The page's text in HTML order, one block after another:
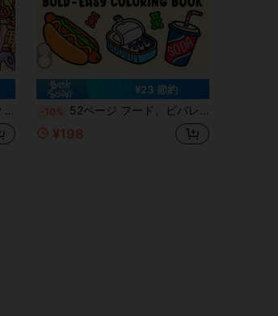
め
¥23 節約
-10% 52ページ フード、ビバレッジ＆デザート ココア テーマ カラーリングブック、鮮やかな色、ワイオミング州の学校再開のための理想的なギフト、大人と子供、男の子と女の子に適しています
¥198